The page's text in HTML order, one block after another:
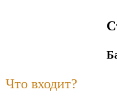
Что входит?